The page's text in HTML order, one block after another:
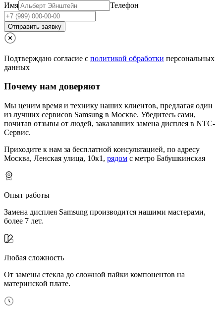
Имя Телефон
Отправить заявку
Подтверждаю согласие с политикой обработки персональных
данных
Почему нам доверяют
Мы ценим время и технику наших клиентов, предлагая один
из лучших сервисов Samsung в Москве. Убедитесь сами,
почитав отзывы от людей, заказавших замена дисплея в NTC-
Сервис.
Приходите к нам за бесплатной консультацией, по адресу
Москва, Ленская улица, 10к1, рядом с метро Бабушкинская
Опыт работы
Замена дисплея Samsung производится нашими мастерами,
более 7 лет.
Любая сложность
От замены стекла до сложной пайки компонентов на
материнской плате.